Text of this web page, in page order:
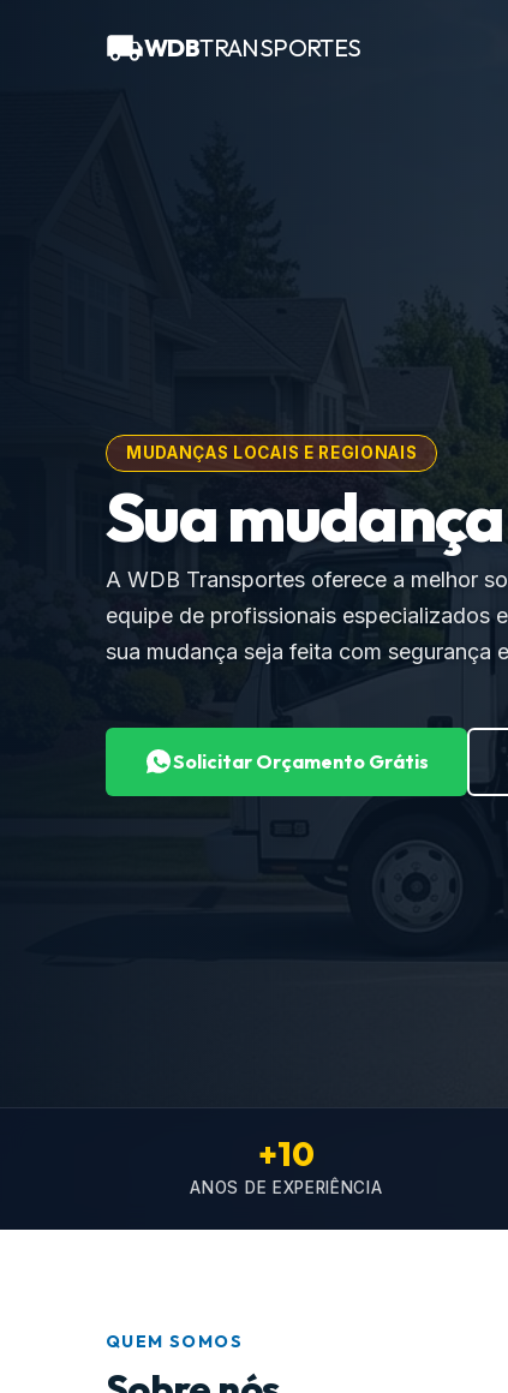
WDBTRANSPORTES
MUDANÇAS LOCAIS E REGIONAIS
Sua
A WDB Transportes oferece a melhor
equipe de profissionais especializados
sua mudança seja feita com segurança
Solicitar Orçamento Grátis
+10
ANOS DE EXPERIÊNCIA
QUEM SOMOS